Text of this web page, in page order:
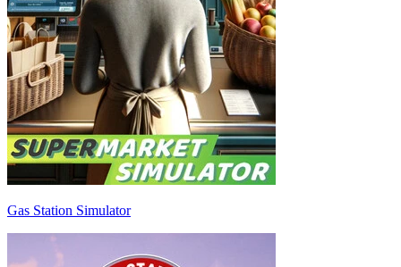
Gas Station Simulator